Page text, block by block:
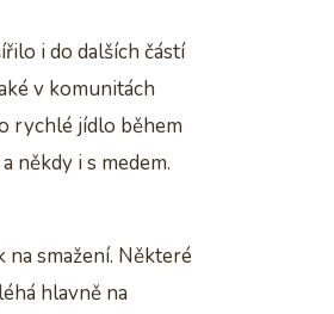
i do dalších částí
v komunitách
rychlé jídlo během
někdy i s medem.
smažení. Některé
hlavně na